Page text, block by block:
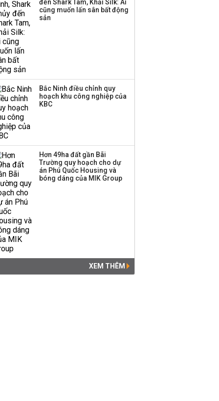
đến Shark Tam, Khải Silk: Ai
cũng muốn lấn sân bất động
sản
Bắc Ninh điều chỉnh quy
hoạch khu công nghiệp của
KBC
Hơn 49ha đất gần Bãi
Trường quy hoạch cho dự
án Phú Quốc Housing và
bóng dáng của MIK Group
XEM THÊM